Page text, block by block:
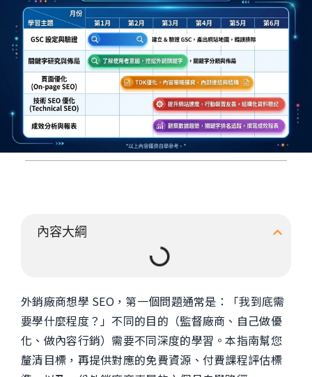
內容大綱
外銷廠商想學 SEO，第一個問題通常是：「我到底需
要學什麼程度？」不同的目的（監督廠商、自己做優
化、做內容行銷）需要不同深度的學習。本指南幫您
釐清目標，再提供對應的免費資源、付費課程評估標